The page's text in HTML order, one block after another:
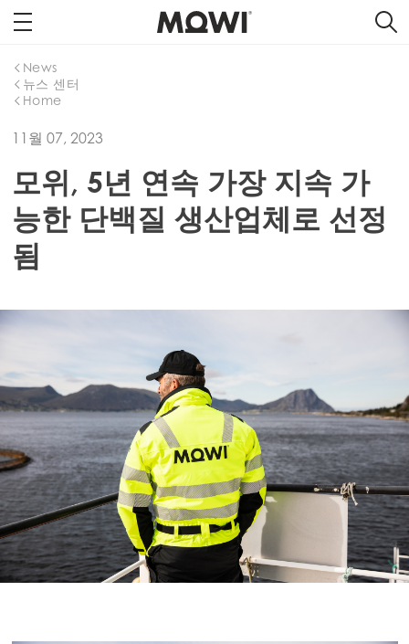
Home
뉴스 센터
News
11월 07, 2023
모위, 5년 연속 가장 지속 가
능한 단백질 생산업체로 선정
됨